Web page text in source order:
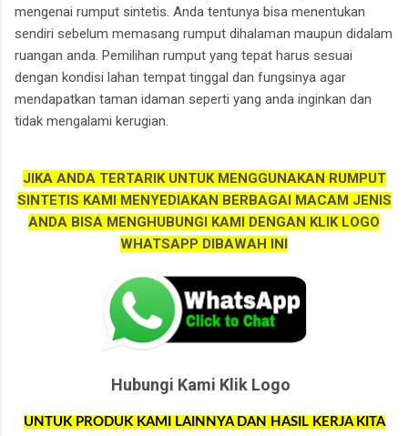
mengenai rumput sintetis. Anda tentunya bisa menentukan
sendiri sebelum memasang rumput dihalaman maupun didalam
ruangan anda. Pemilihan rumput yang tepat harus sesuai
dengan kondisi lahan tempat tinggal dan fungsinya agar
mendapatkan taman idaman seperti yang anda inginkan dan
tidak mengalami kerugian.
JIKA ANDA TERTARIK UNTUK MENGGUNAKAN RUMPUT
SINTETIS KAMI MENYEDIAKAN BERBAGAI MACAM JENIS
ANDA BISA MENGHUBUNGI KAMI DENGAN KLIK LOGO
WHATSAPP DIBAWAH INI
Hubungi Kami Klik Logo
UNTUK PRODUK KAMI LAINNYA DAN HASIL KERJA KITA